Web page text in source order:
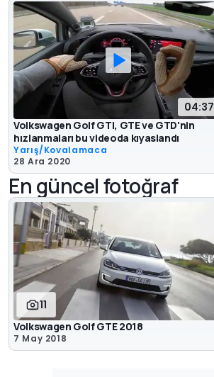
04:37
Volkswagen Golf GTI, GTE ve GTD'nin
hızlanmaları bu videoda kıyaslandı
Yarış/Kovalamaca
28 Ara 2020
En güncel fotoğraf
11
Volkswagen Golf GTE 2018
7 May 2018